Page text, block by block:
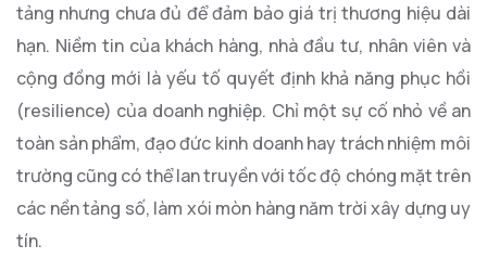
tảng nhưng chưa đủ để đảm bảo giá trị thương hiệu dài
hạn. Niềm tin của khách hàng, nhà đầu tư, nhân viên và
cộng đồng mới là yếu tố quyết định khả năng phục hồi
(resilience) của doanh nghiệp. Chỉ một sự cố nhỏ về an
toàn sản phẩm, đạo đức kinh doanh hay trách nhiệm môi
trường cũng có thể lan truyền với tốc độ chóng mặt trên
các nền tảng số, làm xói mòn hàng năm trời xây dựng uy
tín.